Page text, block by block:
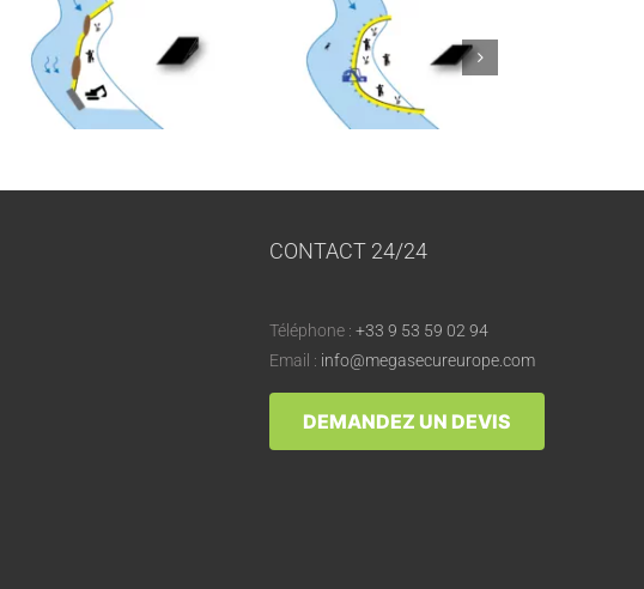
grodzice między
wysepkami a brzegiem
#6 | Koferdam w
kształcie litery U | Rzeki
CONTACT 24/24
Téléphone :+33 9 53 59 02 94
Email : info@megasecureurope.com
DEMANDEZ UN DEVIS